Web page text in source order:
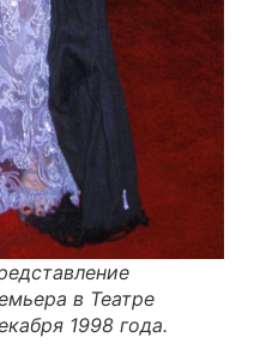
в Театре
1998 года.